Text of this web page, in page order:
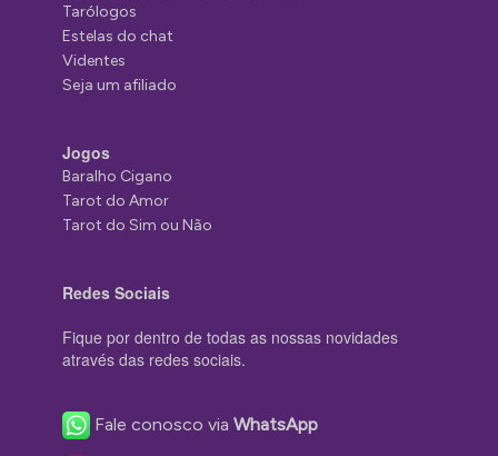
Tarólogos
Estelas do chat
Videntes
Seja um afiliado
Jogos
Baralho Cigano
Tarot do Amor
Tarot do Sim ou Não
Redes Sociais
Fique por dentro de todas as nossas novidades
através das redes sociais.
Fale conosco viaWhatsApp